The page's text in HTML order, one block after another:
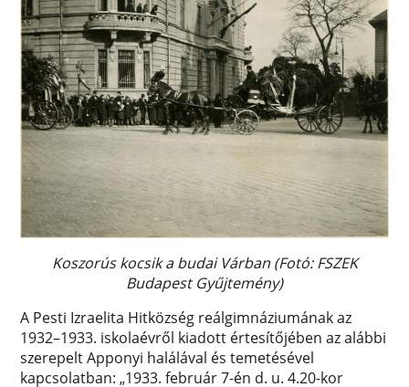
Koszorús kocsik a budai Várban (Fotó: FSZEK
Budapest Gyűjtemény)
A Pesti Izraelita Hitközség reálgimnáziumának az
1932–1933. iskolaévről kiadott értesítőjében az alábbi
szerepelt Apponyi halálával és temetésével
kapcsolatban: „1933. február 7-én d. u. 4.20-kor